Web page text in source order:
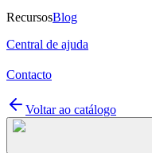
RecursosBlog
Central de ajuda
Contacto
Voltar ao catálogo